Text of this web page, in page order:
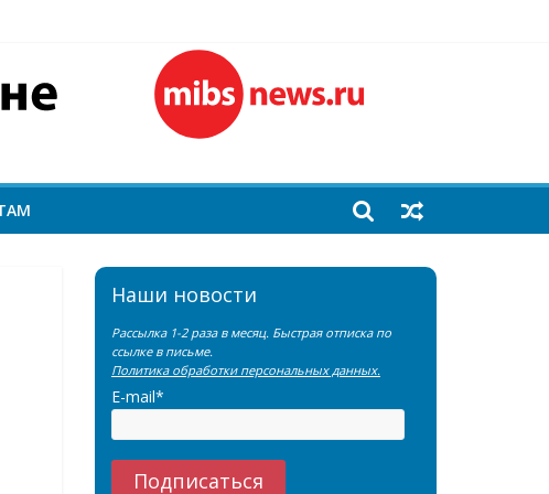
молочной железы
SNMMI
Наши новости
Рассылка 1-2 раза в месяц. Быстрая отписка по
ссылке в письме.
Политика обработки персональных данных.
E-mail*